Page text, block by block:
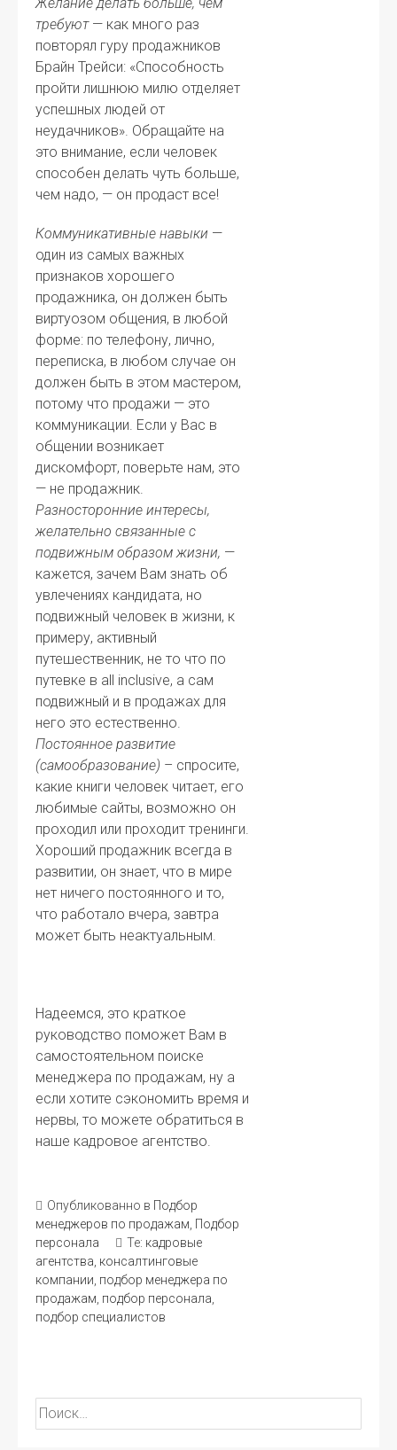
требуют— как много раз
повторял гуру продажников
Брайн Трейси: «Способность
пройти лишнюю милю отделяет
успешных людей от
неудачников». Обращайте на
это внимание, если человек
способен делать чуть больше,
чем надо, — он продаст все!
Коммуникативные навыки —
один из самых важных
признаков хорошего
продажника, он должен быть
виртуозом общения, в любой
форме: по телефону, лично,
переписка, в любом случае он
должен быть в этом мастером,
потому что продажи — это
коммуникации. Если у Вас в
общении возникает
дискомфорт, поверьте нам, это
— не продажник.
Разносторонние интересы,
желательно связанные с
подвижным образом жизни, —
кажется, зачем Вам знать об
увлечениях кандидата, но
подвижный человек в жизни, к
примеру, активный
путешественник, не то что по
путевке в all inclusive, а сам
подвижный и в продажах для
него это естественно.
Постоянное развитие
(самообразование) – спросите,
какие книги человек читает, его
любимые сайты, возможно он
проходил или проходит тренинги.
Хороший продажник всегда в
развитии, он знает, что в мире
нет ничего постоянного и то,
что работало вчера, завтра
может быть неактуальным.
Надеемся, это краткое
руководство поможет Вам в
самостоятельном поиске
менеджера по продажам, ну а
если хотите сэкономить время и
нервы, то можете обратиться в
наше кадровое агентство.
Опубликованно в Подбор
менеджеров по продажам Подбор
персонала
Те: кадровые
агентства консалтинговые
компании подбор менеджера по
продажам подбор персонала
подбор специалистов
Найти: